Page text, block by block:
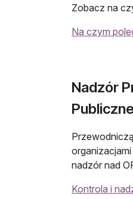
Zobacz na
Na czym
Nadzór
nadzór nad
Kontrola i